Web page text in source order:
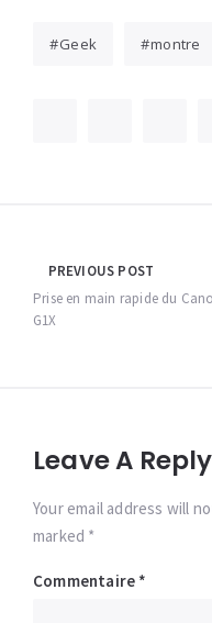
Geek montre
Navigation
de
PREVIOUS POST
Prise en main rapide du
G1X
Leave A Reply
Your email address will
marked *
Commentaire *